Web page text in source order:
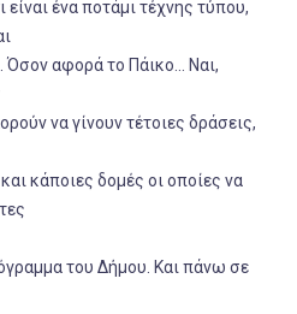
ένα ποτάμι τέχνης τύπου,
Όσον αφορά το Πάικο... Ναι,
να γίνουν τέτοιες δράσεις,
κάποιες δομές οι οποίες να
του Δήμου. Και πάνω σε